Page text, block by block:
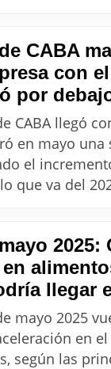
CABA
con
por
CABA llegó
en mayo una
el
que va del
2025:
llegar
mayo 2025
en
según las